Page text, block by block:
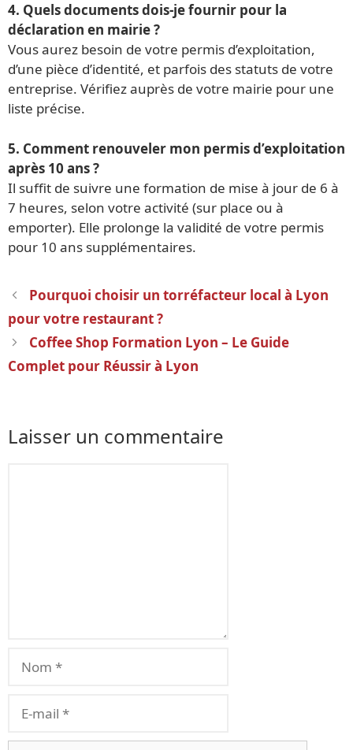
4. Quels documents dois-je fournir pour la
déclaration en mairie ?
Vous aurez besoin de votre permis d’exploitation,
d’une pièce d’identité, et parfois des statuts de votre
entreprise. Vérifiez auprès de votre mairie pour une
liste précise.
5. Comment renouveler mon permis d’exploitation
après 10 ans ?
Il suffit de suivre une formation de mise à jour de 6 à
7 heures, selon votre activité (sur place ou à
emporter). Elle prolonge la validité de votre permis
pour 10 ans supplémentaires.
Navigation
des
articles
Pourquoi choisir un torréfacteur local à Lyon
pour votre restaurant ?
Coffee Shop Formation Lyon – Le Guide
Complet pour Réussir à Lyon
Laisser un commentaire
mail